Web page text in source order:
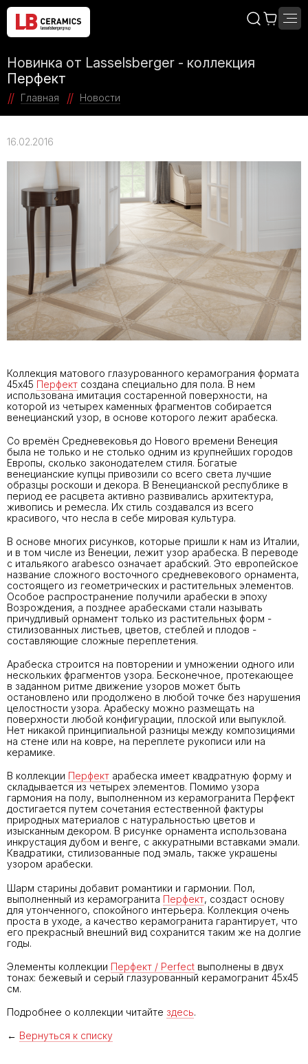
Новинка от Lasselsberger - коллекция
Перфект
Главная Новости
16.02.2016
Коллекция матового глазурованного керамограния формата
45х45 Перфект создана специально для пола. В нем
использована имитация состаренной поверхности, на
которой из четырех каменных фрагментов собирается
венецианский узор, в основе которого лежит арабеска.
Со времён Средневековья до Нового времени Венеция
была не только и не столько одним из крупнейших городов
Европы, сколько законодателем стиля. Богатые
венецианские купцы привозили со всего света лучшие
образцы роскоши и декора. В Венецианской республике в
период ее расцвета активно развивались архитектура,
живопись и ремесла. Их стиль создавался из всего
красивого, что несла в себе мировая культура.
В основе многих рисунков, которые пришли к нам из Италии,
и в том числе из Венеции, лежит узор арабеска. В переводе
с итальякого arabesco означает арабский. Это европейское
название сложного восточного средневекового орнамента,
состоящего из геометрических и растительных элементов.
Особое распространение получили арабески в эпоху
Возрождения, а позднее арабесками стали называть
причудливый орнамент только из растительных форм -
стилизованных листьев, цветов, стеблей и плодов -
составляющие сложные переплетения.
Арабеска строится на повторении и умножении одного или
нескольких фрагментов узора. Бесконечное, протекающее
в заданном ритме движение узоров может быть
остановлено или продолжено в любой точке без нарушения
целостности узора. Арабеску можно размещать на
поверхности любой конфигурации, плоской или выпуклой.
Нет никакой принципиальной разницы между композициями
на стене или на ковре, на переплете рукописи или на
керамике.
В коллекции Перфект арабеска имеет квадратную форму и
складывается из четырех элементов. Помимо узора
гармония на полу, выполненном из керамогранита Перфект
достигается путем сочетания естественной фактуры
природных материалов с натуральностью цветов и
изысканным декором. В рисунке орнамента использована
инкрустация дубом и венге, с аккуратными вставками эмали.
Квадратики, стилизованные под эмаль, также украшены
узором арабески.
Шарм старины добавит романтики и гармонии. Пол,
выполненный из керамогранита Перфект, создаст основу
для утонченного, спокойного интерьера. Коллекция очень
проста в уходе, а качество керамогранита гарантирует, что
его прекрасный внешний вид сохранится таким же на долгие
годы.
Элементы коллекции Перфект / Perfect выполнены в двух
тонах: бежевый и серый глазурованный керамогранит 45х45
см.
Подробнее о коллекции читайте здесь.
← Вернуться к списку